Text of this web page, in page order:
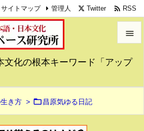
文化の根本キーワード「アップ


メニュ
サイトマップ 管理人 Twitter  RSS
き方 > 昌原気ゆる日記